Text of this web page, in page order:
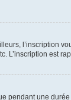
l’inscription
L’inscription est
pendant une